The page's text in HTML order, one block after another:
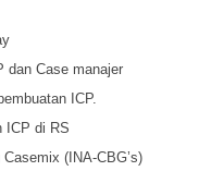
dan Case manajer
ICP.
ICP di RS
(INA-CBG’s)